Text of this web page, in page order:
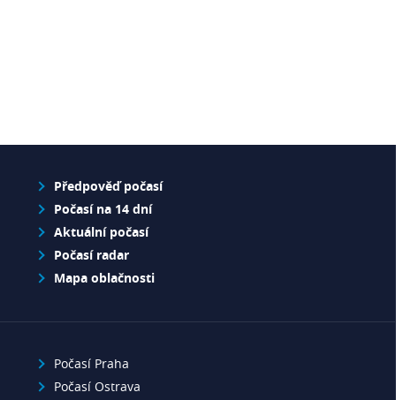
Předpověď počasí
Počasí na 14 dní
Aktuální počasí
Počasí radar
Mapa oblačnosti
Počasí Praha
Počasí Ostrava